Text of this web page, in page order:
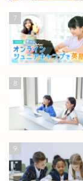
7
8
9